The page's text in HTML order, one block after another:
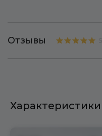
Отзывы
Характеристики